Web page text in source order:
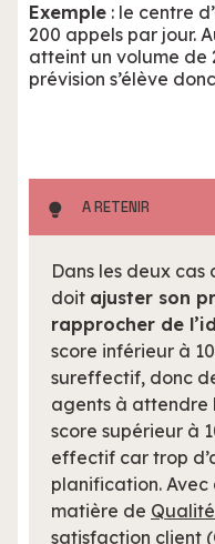
Exemple : le centre
200 appels par jour.
atteint un volume de
prévision s’élève
A RETENIR
Dans les deux
doit ajuster son
rapprocher de
score inférieur à
sureffectif, donc
agents à attendre
score supérieur à
effectif car trop
planification. Avec
matière de
satisfaction client